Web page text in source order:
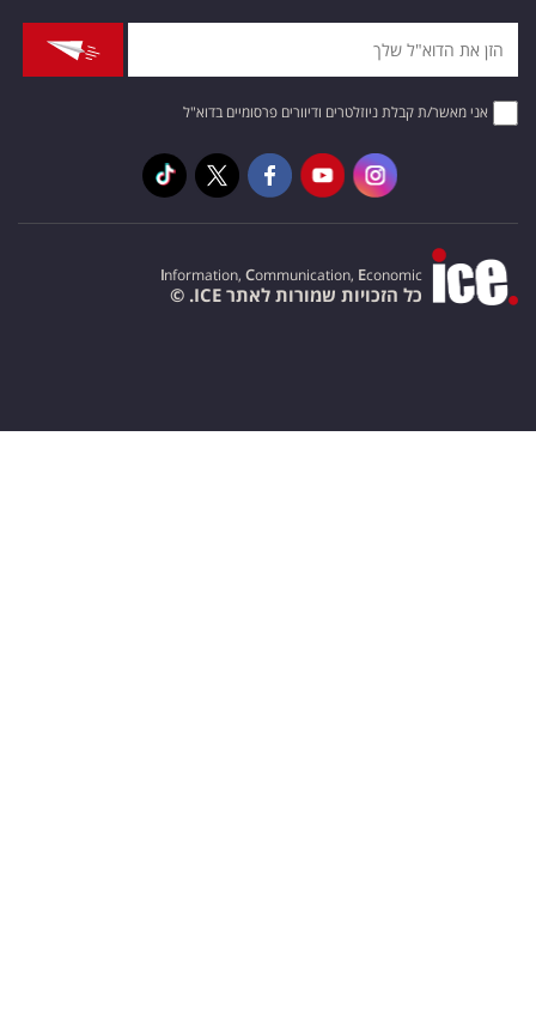
אני מאשר/ת קבלת ניוזלטרים ודיוורים פרסומיים בדוא"ל
Information, Communication, Economic
כל הזכויות שמורות לאתר ICE. ©